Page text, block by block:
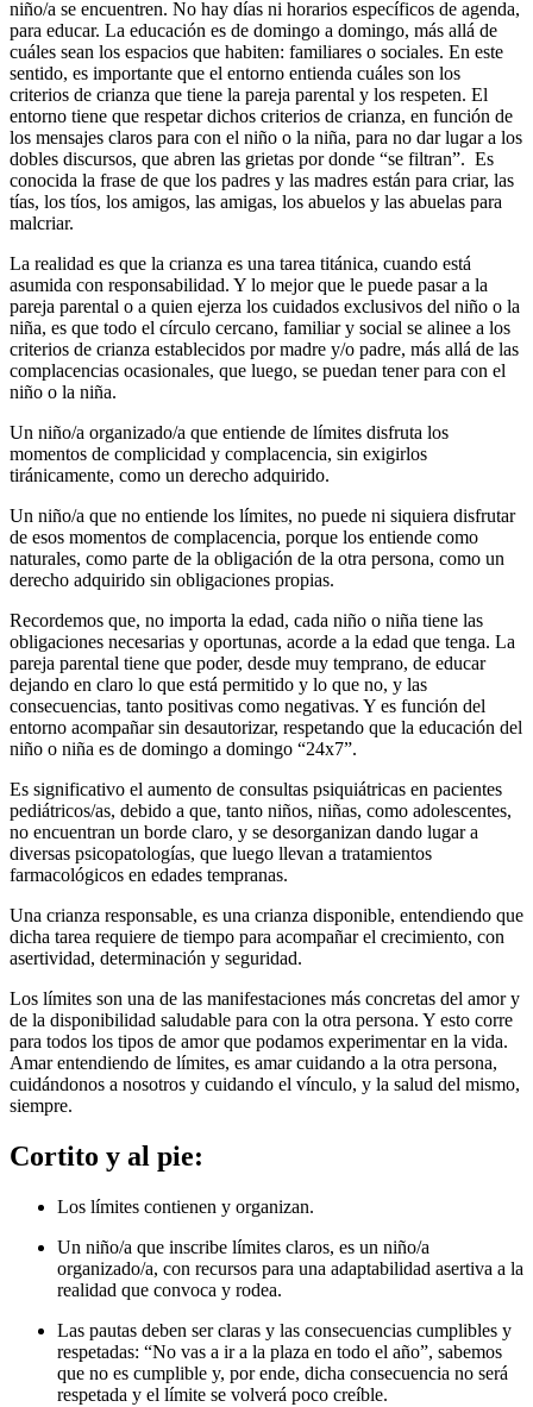
niño/a se encuentren. No hay días ni horarios específicos de agenda,
para educar. La educación es de domingo a domingo, más allá de
cuáles sean los espacios que habiten: familiares o sociales. En este
sentido, es importante que el entorno entienda cuáles son los
criterios de crianza que tiene la pareja parental y los respeten. El
entorno tiene que respetar dichos criterios de crianza, en función de
los mensajes claros para con el niño o la niña, para no dar lugar a los
dobles discursos, que abren las grietas por donde “se filtran”. Es
conocida la frase de que los padres y las madres están para criar, las
tías, los tíos, los amigos, las amigas, los abuelos y las abuelas para
malcriar.
La realidad es que la crianza es una tarea titánica, cuando está
asumida con responsabilidad. Y lo mejor que le puede pasar a la
pareja parental o a quien ejerza los cuidados exclusivos del niño o la
niña, es que todo el círculo cercano, familiar y social se alinee a los
criterios de crianza establecidos por madre y/o padre, más allá de las
complacencias ocasionales, que luego, se puedan tener para con el
niño o la niña.
Un niño/a organizado/a que entiende de límites disfruta los
momentos de complicidad y complacencia, sin exigirlos
tiránicamente, como un derecho adquirido.
Un niño/a que no entiende los límites, no puede ni siquiera disfrutar
de esos momentos de complacencia, porque los entiende como
naturales, como parte de la obligación de la otra persona, como un
derecho adquirido sin obligaciones propias.
Recordemos que, no importa la edad, cada niño o niña tiene las
obligaciones necesarias y oportunas, acorde a la edad que tenga. La
pareja parental tiene que poder, desde muy temprano, de educar
dejando en claro lo que está permitido y lo que no, y las
consecuencias, tanto positivas como negativas. Y es función del
entorno acompañar sin desautorizar, respetando que la educación del
niño o niña es de domingo a domingo “24x7”.
Es significativo el aumento de consultas psiquiátricas en pacientes
pediátricos/as, debido a que, tanto niños, niñas, como adolescentes,
no encuentran un borde claro, y se desorganizan dando lugar a
diversas psicopatologías, que luego llevan a tratamientos
farmacológicos en edades tempranas.
Una crianza responsable, es una crianza disponible, entendiendo que
dicha tarea requiere de tiempo para acompañar el crecimiento, con
asertividad, determinación y seguridad.
Los límites son una de las manifestaciones más concretas del amor y
de la disponibilidad saludable para con la otra persona. Y esto corre
para todos los tipos de amor que podamos experimentar en la vida.
Amar entendiendo de límites, es amar cuidando a la otra persona,
cuidándonos a nosotros y cuidando el vínculo, y la salud del mismo,
siempre.
Cortito y al pie:
Los límites contienen y organizan.
Un niño/a que inscribe límites claros, es un niño/a
organizado/a, con recursos para una adaptabilidad asertiva a la
realidad que convoca y rodea.
Las pautas deben ser claras y las consecuencias cumplibles y
respetadas: “No vas a ir a la plaza en todo el año”, sabemos
que no es cumplible y, por ende, dicha consecuencia no será
respetada y el límite se volverá poco creíble.